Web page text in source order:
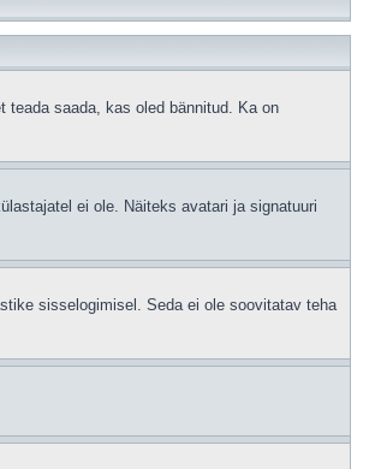
saada, kas oled bännitud. Ka on
ei ole. Näiteks avatari ja signatuuri
sisselogimisel. Seda ei ole soovitatav teha